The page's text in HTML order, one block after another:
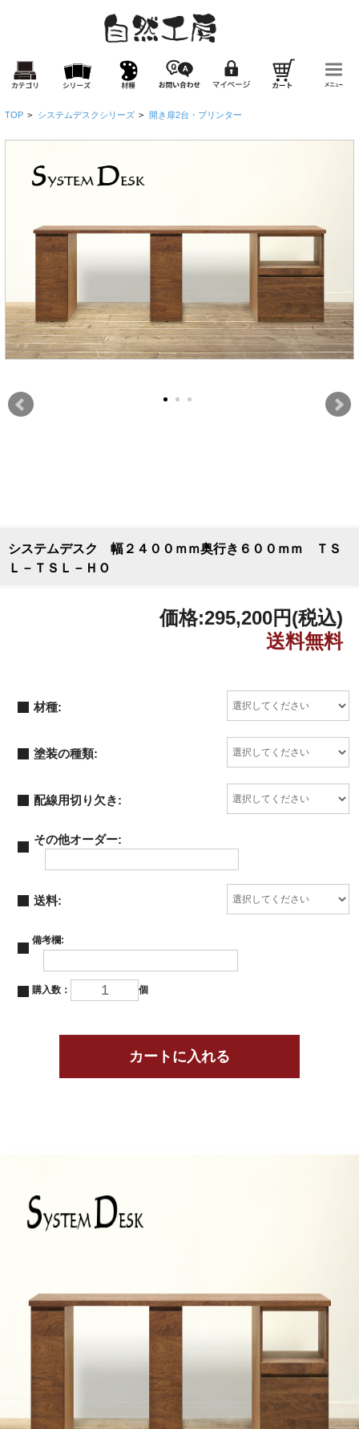
TOP > システムデスクシリーズ > 開き扉2台・プリンター
システムデスク 幅２４００ｍｍ奥行き６００ｍｍ ＴＳ
Ｌ－ＴＳＬ－ＨＯ
価格:295,200円(税込)
材種:
塗装の種類:
配線用切り欠き:
その他オーダー:
送料:
備考欄:
購入数： 個